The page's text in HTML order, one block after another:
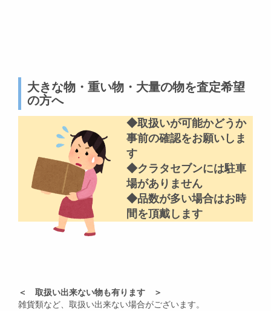
大きな物・重い物・大量の物を査定希望
の方へ
◆取扱いが可能かどうか
事前の確認をお願いしま
す
◆クラタセブンには駐車
場がありません
◆品数が多い場合はお時
間を頂戴します
＜ 取扱い出来ない物も有ります ＞
雑貨類など、取扱い出来ない場合がございます。